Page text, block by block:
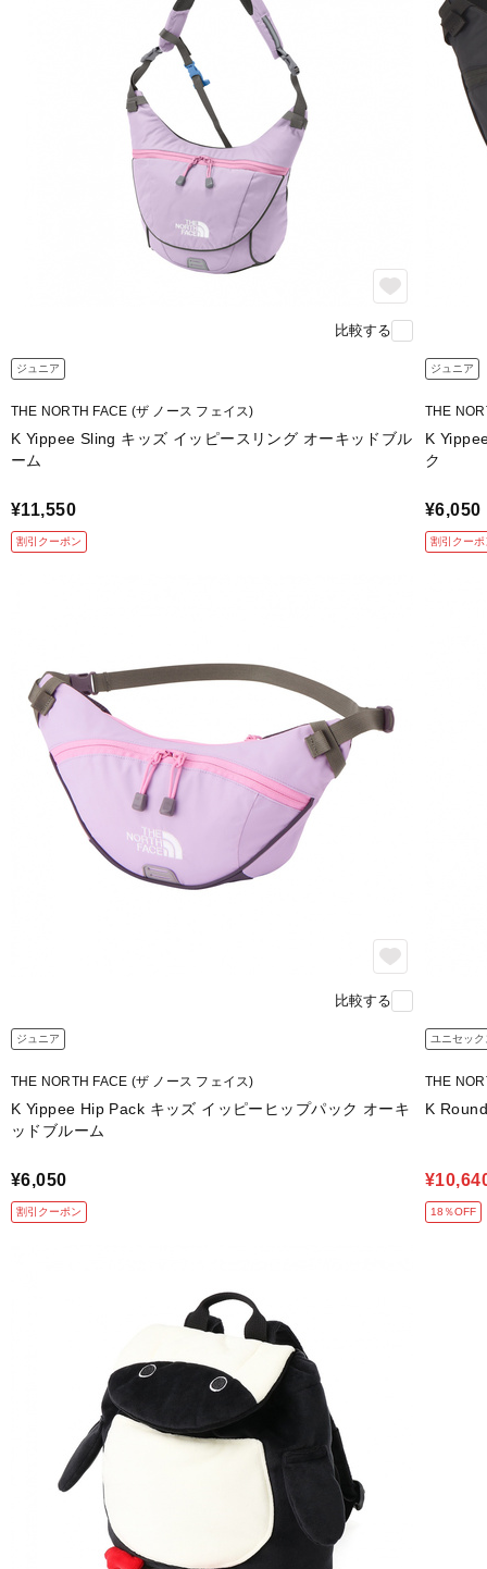
比較する
ジュニア
THE NORTH FACE (ザ ノース フェイス)
K Yippee Sling キッズ イッピースリング オーキッドブル
ーム
¥11,550
割引クーポン
ジュニア
THE
K
ク
¥6,050
割引クーポ
比較する
ジュニア
THE NORTH FACE (ザ ノース フェイス)
K Yippee Hip Pack キッズ イッピーヒップパック オーキ
ッドブルーム
¥6,050
割引クーポン
ユニセック
THE
K
18％OFF